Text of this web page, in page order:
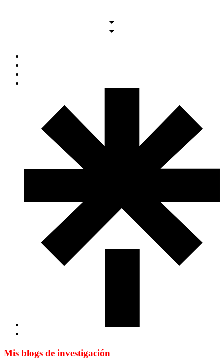
Mis blogs de investigación